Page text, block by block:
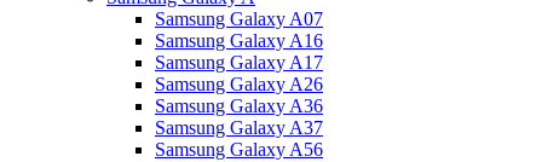
Samsung Galaxy A07
Samsung Galaxy A16
Samsung Galaxy A17
Samsung Galaxy A26
Samsung Galaxy A36
Samsung Galaxy A37
Samsung Galaxy A56